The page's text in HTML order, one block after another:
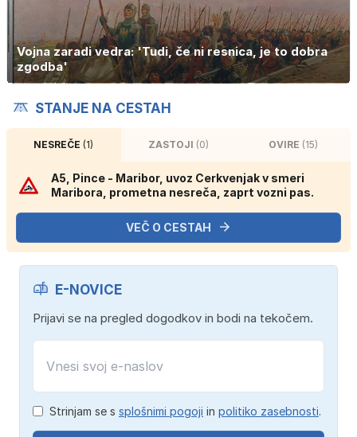
Vojna zaradi vedra: 'Tudi, če ni resnica, je to dobra
zgodba'
STANJE NA CESTAH
NESREČE(1) ZASTOJI (0) OVIRE (15)
A5, Pince - Maribor, uvoz Cerkvenjak v smeri
Maribora, prometna nesreča, zaprt vozni pas.
VEČ O CESTAH
E-NOVICE
Prijavi se na pregled dogodkov in bodi na tekočem.
Strinjam se s splošnimi pogoji in politiko zasebnosti.